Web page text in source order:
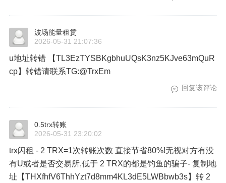
波场能量租赁
2026-05-31 21:07:36
u地址转错 【TL3EzTYSBKgbhuUQsK3nz5KJve63mQuR
cp】转错请联系TG:@TrxEm
回复该评论
0.5trx转账
2026-05-31 23:20:02
trx闪租 - 2 TRX=1次转账次数 直接节省80%!无视对方有没
有U或者是否交易所,低于 2 TRX的都是钓鱼的骗子- 复制地
址【THXfhfV6ThhYzt7d8mm4KL3dE5LWBbwb3s】转 2